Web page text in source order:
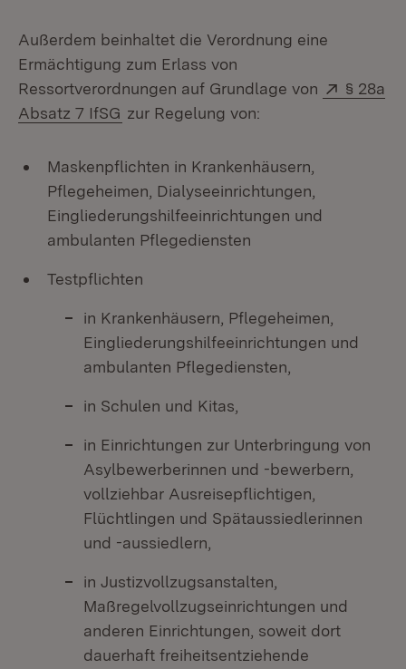
Außerdem beinhaltet die Verordnung eine
Ermächtigung zum Erlass von
Ressortverordnungen auf Grundlage von
Extern:
§ 28a
Absatz 7 IfSG (Öffnet in neuem Fenster)
zur Regelung von:
Maskenpflichten in Krankenhäusern,
Pflegeheimen, Dialyseeinrichtungen,
Eingliederungshilfeeinrichtungen und
ambulanten Pflegediensten
Testpflichten
in Krankenhäusern, Pflegeheimen,
Eingliederungshilfeeinrichtungen und
ambulanten Pflegediensten,
in Schulen und Kitas,
in Einrichtungen zur Unterbringung von
Asylbewerberinnen und -bewerbern,
vollziehbar Ausreisepflichtigen,
Flüchtlingen und Spätaussiedlerinnen
und -aussiedlern,
in Justizvollzugsanstalten,
Maßregelvollzugseinrichtungen und
anderen Einrichtungen, soweit dort
dauerhaft freiheitsentziehende